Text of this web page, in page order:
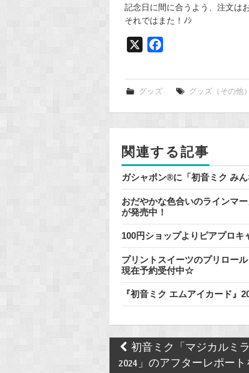
記念日に間に合うよう、注文は
それではまた！ﾉｼ
o
k
グッズ グッズ（その他）
関連する記事
ガシャポン®に「初音ミク み
おだやかな色合いのラインマ
が発売中！
100円ショップよりピアプロキ
プリントスイーツのプリロー
現在予約受付中☆
『初音ミク エムアイカード
Post
navigation
初音ミク「マジカルミ
2024」のアフターレポート